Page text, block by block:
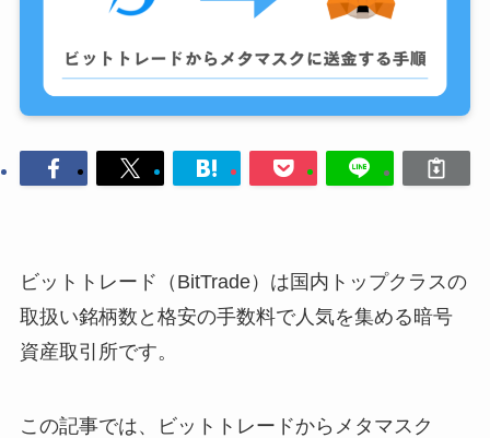
ビットトレード（BitTrade）は国内トップクラスの
取扱い銘柄数と格安の手数料で人気を集める暗号
資産取引所です。
この記事では、ビットトレードからメタマスク